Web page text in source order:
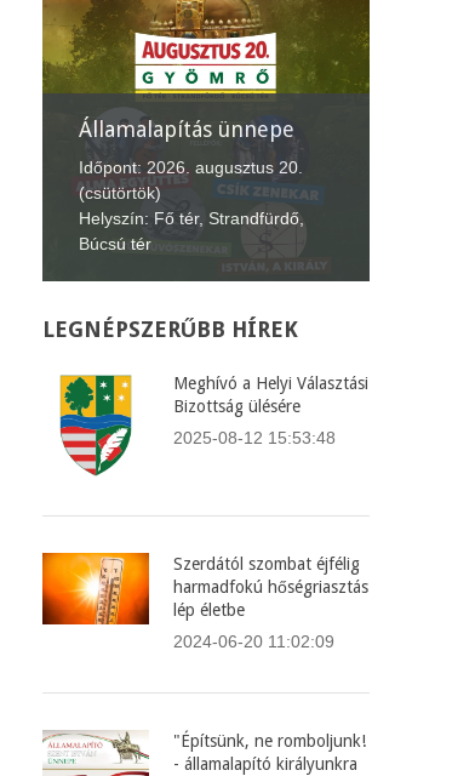
Államalapítás ünnepe
Időpont: 2026. augusztus 20.
(csütörtök)
Helyszín: Fő tér, Strandfürdő,
Búcsú tér
LEGNÉPSZERŰBB HÍREK
Meghívó a Helyi Választási
Bizottság ülésére
2025-08-12 15:53:48
Szerdától szombat éjfélig
harmadfokú hőségriasztás
lép életbe
2024-06-20 11:02:09
"Építsünk, ne romboljunk!
- államalapító királyunkra